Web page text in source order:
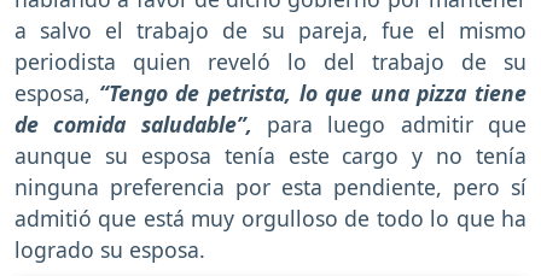
a salvo el trabajo de su pareja, fue el mismo
periodista quien reveló lo del trabajo de su
esposa, “Tengo de petrista, lo que una pizza tiene
de comida saludable”, para luego admitir que
aunque su esposa tenía este cargo y no tenía
ninguna preferencia por esta pendiente, pero sí
admitió que está muy orgulloso de todo lo que ha
logrado su esposa.